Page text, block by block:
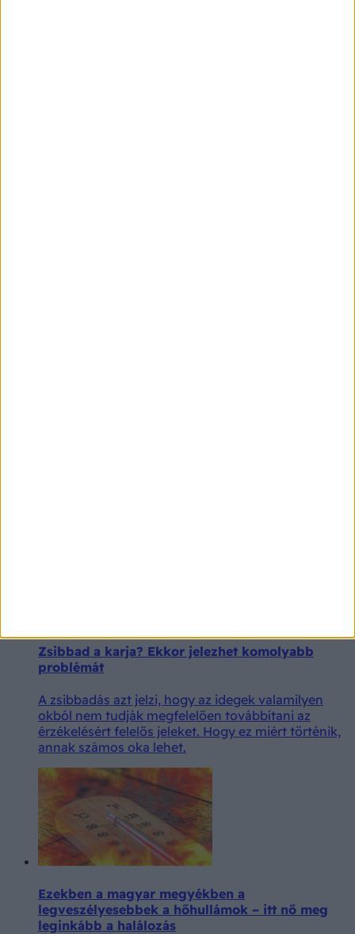
Zsibbad a karja? Ekkor jelezhet komolyabb
problémát
A zsibbadás azt jelzi, hogy az idegek valamilyen
okból nem tudják megfelelően továbbítani az
érzékelésért felelős jeleket. Hogy ez miért történik,
annak számos oka lehet.
Ezekben a magyar megyékben a
legveszélyesebbek a hőhullámok – itt nő meg
leginkább a halálozás